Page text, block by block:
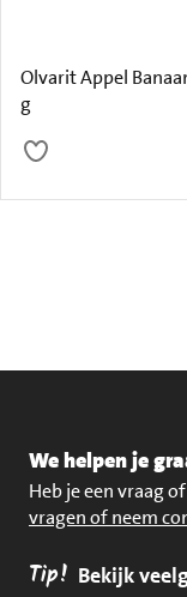
Olvarit Appel
g
We helpen je
Heb je een vraag
vragen of neem
Tip! Bekijk